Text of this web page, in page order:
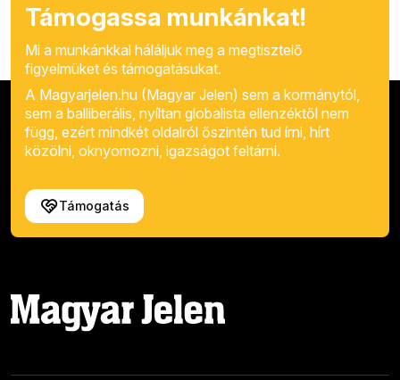
Támogassa munkánkat!
Mi a munkánkkal háláljuk meg a megtisztelő
figyelmüket és támogatásukat.
A Magyarjelen.hu (Magyar Jelen) sem a kormánytól,
sem a balliberális, nyíltan globalista ellenzéktől nem
függ, ezért mindkét oldalról őszintén tud írni, hírt
közölni, oknyomozni, igazságot feltárni.
Támogatás